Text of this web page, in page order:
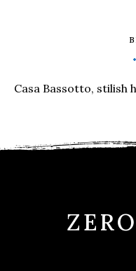
Casa Bassotto, stilish